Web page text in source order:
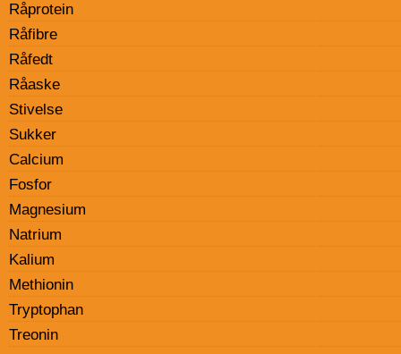
Råprotein
Råfibre
Råfedt
Råaske
Stivelse
Sukker
Calcium
Fosfor
Magnesium
Natrium
Kalium
Methionin
Tryptophan
Treonin